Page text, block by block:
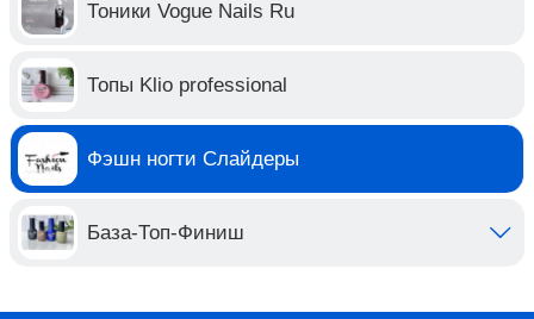
Тоники Vogue Nails Ru
Топы Klio professional
Фэшн ногти Слайдеры
База-Топ-Финиш